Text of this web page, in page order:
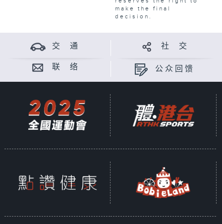
make the final
decision.
交 通 社 交
联 络 公众回馈